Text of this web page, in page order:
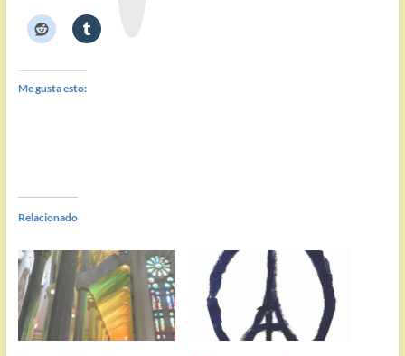
Me gusta esto:
Relacionado